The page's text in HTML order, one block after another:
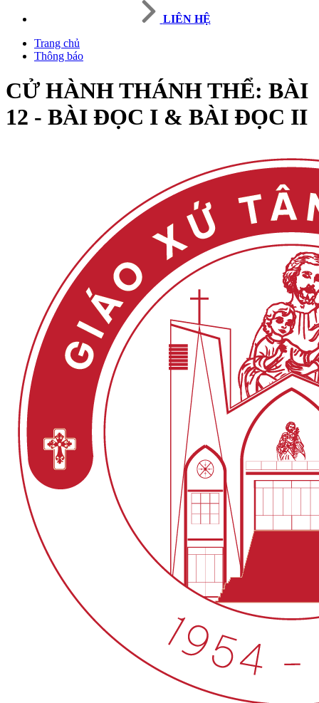
LIÊN HỆ
Trang chủ
Thông báo
CỬ HÀNH THÁNH THỂ: BÀI
12 - BÀI ĐỌC I & BÀI ĐỌC II